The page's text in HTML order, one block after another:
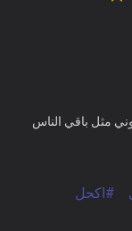
مثل باقي الناس
#اكحل